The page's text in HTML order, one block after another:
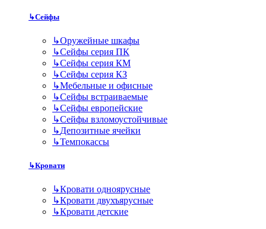
↳Сейфы
↳Оружейные шкафы
↳Сейфы серия ПК
↳Сейфы серия КМ
↳Сейфы серия КЗ
↳Мебельные и офисные
↳Сейфы встраиваемые
↳Сейфы европейские
↳Сейфы взломоустойчивые
↳Депозитные ячейки
↳Темпокассы
↳Кровати
↳Кровати одноярусные
↳Кровати двухъярусные
↳Кровати детские